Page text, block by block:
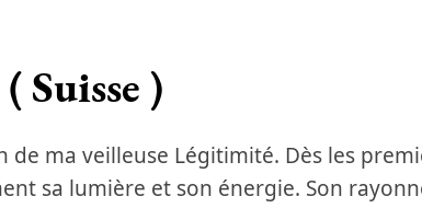
Suisse )
de ma veilleuse Légitimité. Dès les
sa lumière et son énergie. Son